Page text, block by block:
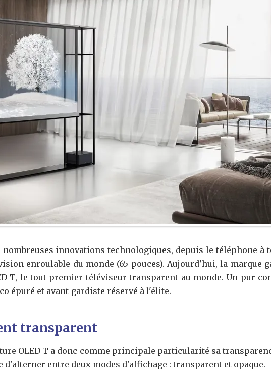
innovations technologiques, depuis le téléphone à
enroulable du monde (65 pouces). Aujourd'hui, la marque
T, le tout premier téléviseur transparent au monde. Un pur
épuré et avant-gardiste réservé à l'élite.
transparent
OLED T a donc comme principale particularité sa
entre deux modes d'affichage : transparent et opaque.